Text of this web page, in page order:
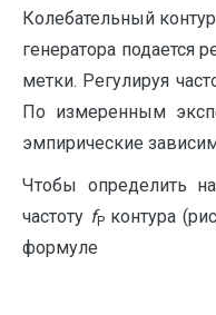
Колебательный
генератора подается
метки. Регулируя
По измеренным
эмпирические
Чтобы определить
частоту fPконтура
формуле